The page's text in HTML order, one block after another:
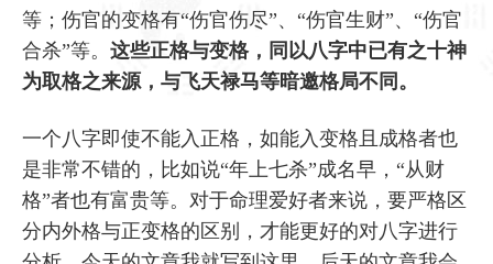
等；伤官的变格有“伤官伤尽”、“伤官生财”、“伤官
合杀”等。 这些正格与变格，同以八字中已有之十神
为取格之来源，与飞天禄马等暗邀格局不同。
一个八字即使不能入正格，如能入变格且成格者也
是非常不错的，比如说“年上七杀”成名早，“从财
格”者也有富贵等。对于命理爱好者来说，要严格区
分内外格与正变格的区别，才能更好的对八字进行